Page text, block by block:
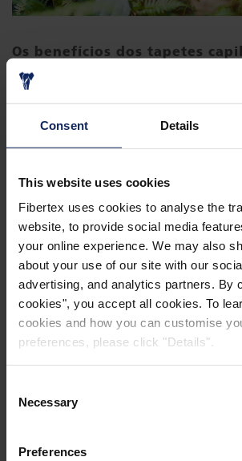
Consent Details
This website uses cookies
Fibertex uses cookies to analyse the
website, to provide social media
your online experience. We may also
about your use of our site with our
advertising, and analytics partners. By
cookies", you accept all cookies. To
cookies and how you can customise
preferences, please click "Details".
Selection
Necessary
Preferences
Os benefícios dos tapetes
incluem:
Distribuição controlada de
em quantidades ideais, para
crescimento mais uniforme de
Armazenamento de água
evitando locais secos ou com
fertilizantes
Todas as plantas são bem
as melhores condições de
Redução de doenças, fungos e
devido à retenção controlada
Alta resistência, mesmo em
Longa durabilidade - estes